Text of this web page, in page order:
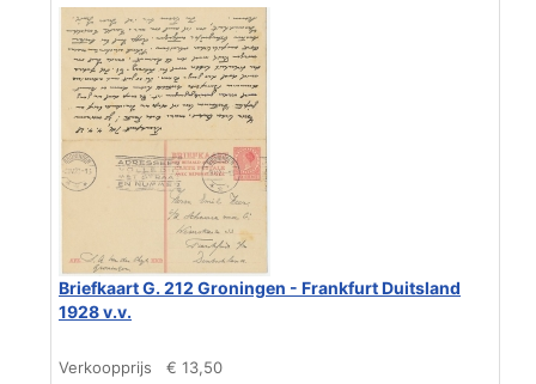
Briefkaart G. 212 Groningen - Frankfurt Duitsland
1928 v.v.
Verkoopprijs € 13,50